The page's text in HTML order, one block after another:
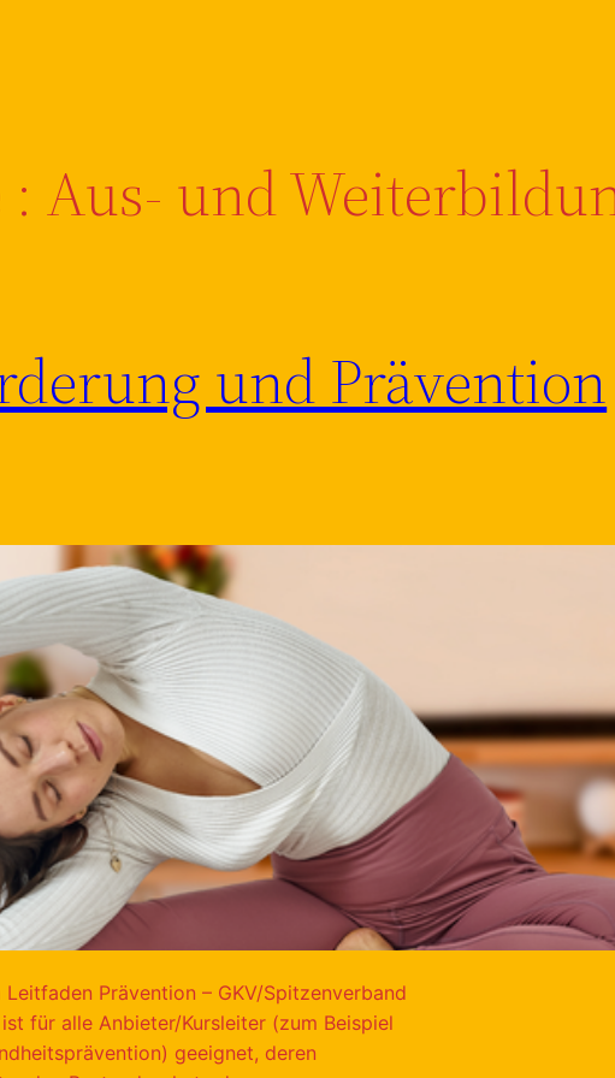
Aus- und
und Prävention
Prävention – GKV/Spitzenverband
für alle Anbieter/Kursleiter (zum Beispiel
geeignet, deren